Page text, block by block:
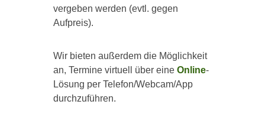
vergeben werden (evtl. gegen
Aufpreis).
Wir bieten außerdem die Möglichkeit
an, Termine virtuell über eine Online-
Lösung per Telefon/Webcam/App
durchzuführen.